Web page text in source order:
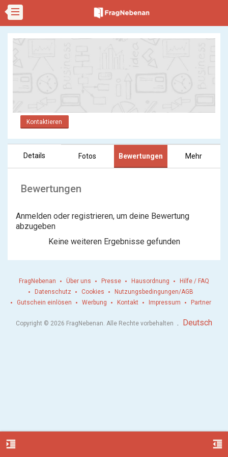
Kontaktieren
Details Fotos Bewertungen Mehr
Bewertungen
Anmelden oder registrieren, um deine Bewertung
abzugeben
Keine weiteren Ergebnisse gefunden
format_indent_increase format_indent_decrease
FragNebenan Über uns Presse Hausordnung
Hilfe / FAQ
Datenschutz
Cookies
Nutzungsbedingungen/AGB
Gutschein einlösen
Werbung Kontakt Impressum Partner
Copyright © 2026 FragNebenan. Alle Rechte vorbehalten . Deutsch